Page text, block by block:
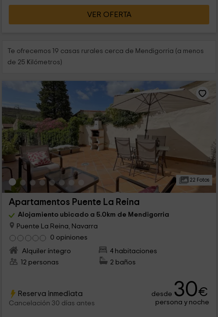
VER OFERTA
Te ofrecemos 19 casas rurales cerca de Mendigorria (a menos
de 25 Kilómetros)
22 Fotos
Apartamentos Puente La Reina
Alojamiento ubicado a 5.0km de Mendigorria
Puente La Reina, Navarra
0 opiniones
Alquiler íntegro
4 habitaciones
12 personas
2 baños
Reserva inmediata
Cancelación 30 días antes
desde 30€
persona y noche